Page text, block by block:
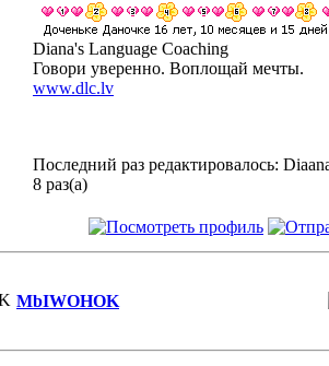
Diana's Language Coaching
Говори уверенно. Воплощай мечты.
www.dlc.lv
Последний раз редактировалось:
8 раз(а)
MbIWOHOK